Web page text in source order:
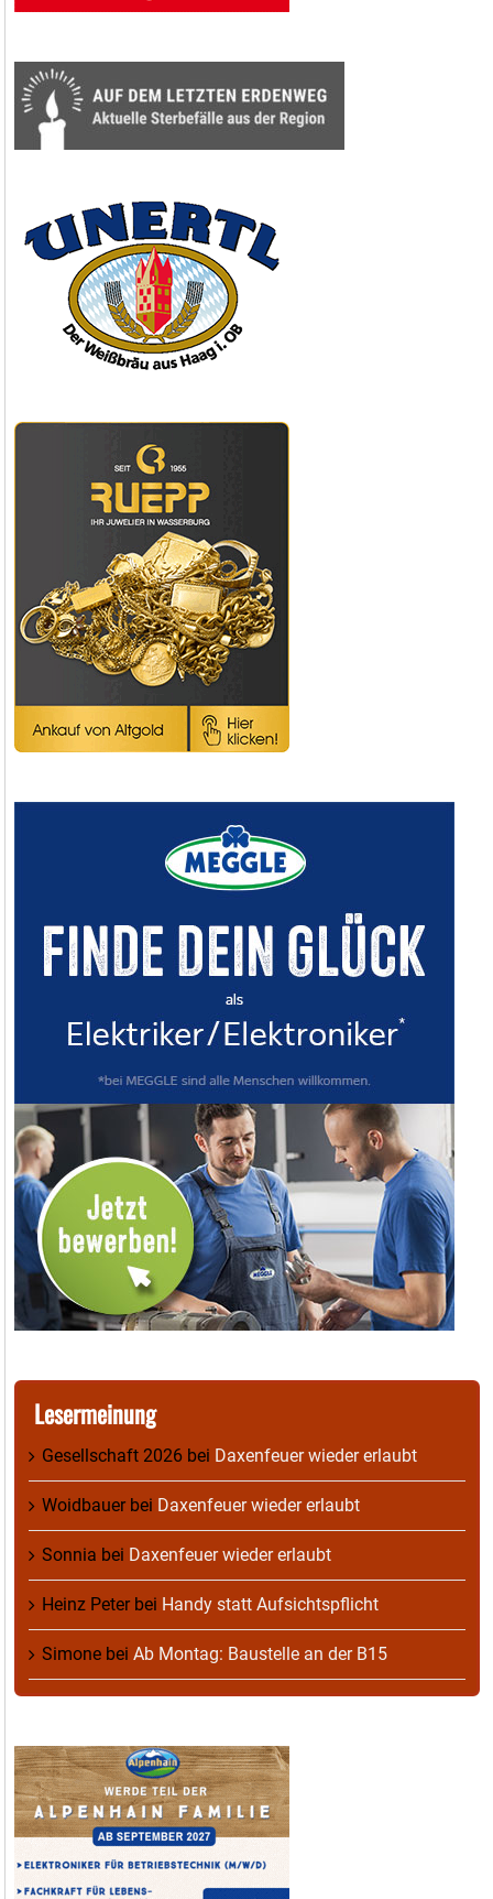
Lesermeinung
Gesellschaft 2026 bei Daxenfeuer wieder erlaubt
Woidbauerbei Daxenfeuer wieder erlaubt
Sonnia bei Daxenfeuer wieder erlaubt
Heinz Peterbei Handy statt Aufsichtspflicht
Simone bei Ab Montag: Baustelle an der B15